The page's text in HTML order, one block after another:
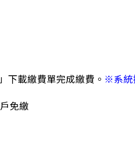
」下載繳費單完成繳費。 ※系統
免繳